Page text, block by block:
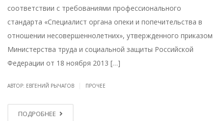
соответствии с требованиями профессионального
стандарта «Специалист органа опеки и попечительства в
отношении несовершеннолетних», утвержденного приказом
Министерства труда и социальной защиты Российской
Федерации от 18 ноября 2013 […]
АВТОР: ЕВГЕНИЙ РЫЧАГОВ ПРОЧЕЕ
ПОДРОБНЕЕ